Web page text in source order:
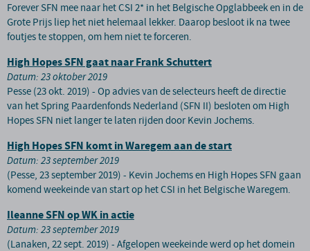
Forever SFN mee naar het CSI 2* in het Belgische Opglabbeek en in de
Grote Prijs liep het niet helemaal lekker. Daarop besloot ik na twee
foutjes te stoppen, om hem niet te forceren.
High Hopes SFN gaat naar Frank Schuttert
Datum: 23 oktober 2019
Pesse (23 okt. 2019) - Op advies van de selecteurs heeft de directie
van het Spring Paardenfonds Nederland (SFN II) besloten om High
Hopes SFN niet langer te laten rijden door Kevin Jochems.
High Hopes SFN komt in Waregem aan de start
Datum: 23 september 2019
(Pesse, 23 september 2019) - Kevin Jochems en High Hopes SFN gaan
komend weekeinde van start op het CSI in het Belgische Waregem.
Ileanne SFN op WK in actie
Datum: 23 september 2019
(Lanaken, 22 sept. 2019) - Afgelopen weekeinde werd op het domein